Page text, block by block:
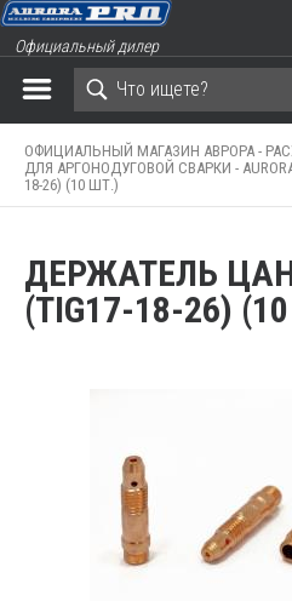
Официальный дилер
ОФИЦИАЛЬНЫЙ МАГАЗИН АВРОРА -
ДЛЯ АРГОНОДУГОВОЙ СВАРКИ -
18-26) (10 ШТ.)
ДЕРЖАТЕЛЬ
(TIG17-18-26)